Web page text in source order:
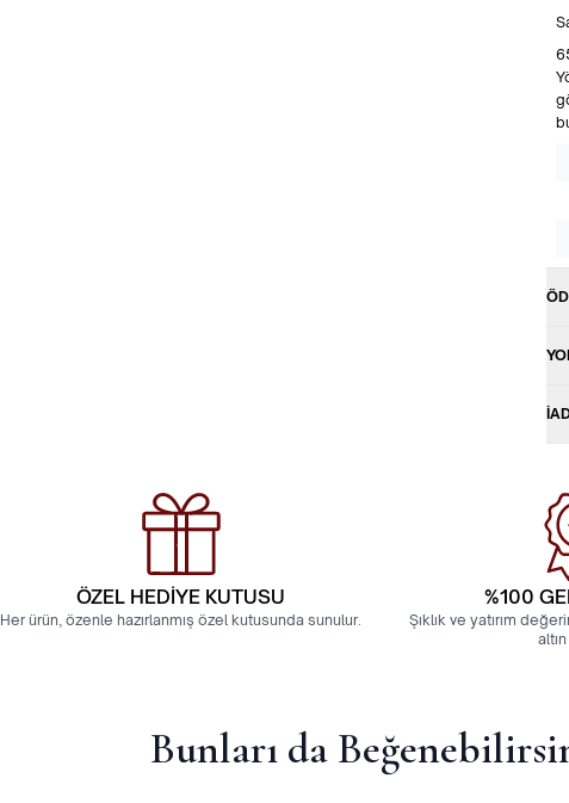
ÖZEL HEDİYE KUTUSU
Her ürün, özenle hazırlanmış özel kutusunda sunulur.
%100
Şıklık ve yatırım
Bunları da